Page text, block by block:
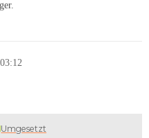
Umgesetzt